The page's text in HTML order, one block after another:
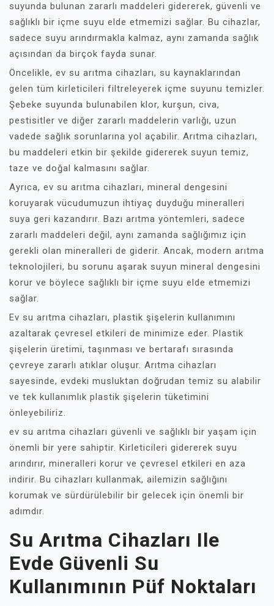
suyunda bulunan zararlı maddeleri gidererek, güvenli ve
sağlıklı bir içme suyu elde etmemizi sağlar. Bu cihazlar,
sadece suyu arındırmakla kalmaz, aynı zamanda sağlık
açısından da birçok fayda sunar.
Öncelikle, ev su arıtma cihazları, su kaynaklarından
gelen tüm kirleticileri filtreleyerek içme suyunu temizler.
Şebeke suyunda bulunabilen klor, kurşun, civa,
pestisitler ve diğer zararlı maddelerin varlığı, uzun
vadede sağlık sorunlarına yol açabilir. Arıtma cihazları,
bu maddeleri etkin bir şekilde gidererek suyun temiz,
taze ve doğal kalmasını sağlar.
Ayrıca, ev su arıtma cihazları, mineral dengesini
koruyarak vücudumuzun ihtiyaç duyduğu mineralleri
suya geri kazandırır. Bazı arıtma yöntemleri, sadece
zararlı maddeleri değil, aynı zamanda sağlığımız için
gerekli olan mineralleri de giderir. Ancak, modern arıtma
teknolojileri, bu sorunu aşarak suyun mineral dengesini
korur ve böylece sağlıklı bir içme suyu elde etmemizi
sağlar.
Ev su arıtma cihazları, plastik şişelerin kullanımını
azaltarak çevresel etkileri de minimize eder. Plastik
şişelerin üretimi, taşınması ve bertarafı sırasında
çevreye zararlı atıklar oluşur. Arıtma cihazları
sayesinde, evdeki musluktan doğrudan temiz su alabilir
ve tek kullanımlık plastik şişelerin tüketimini
önleyebiliriz.
ev su arıtma cihazları güvenli ve sağlıklı bir yaşam için
önemli bir yere sahiptir. Kirleticileri gidererek suyu
arındırır, mineralleri korur ve çevresel etkileri en aza
indirir. Bu cihazları kullanmak, ailemizin sağlığını
korumak ve sürdürülebilir bir gelecek için önemli bir
adımdır.
Su Arıtma Cihazları Ile
Evde Güvenli Su
Kullanımının Püf Noktaları